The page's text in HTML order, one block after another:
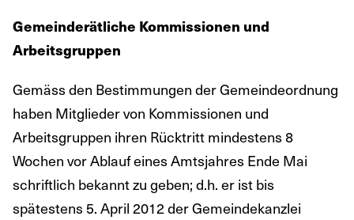
Gemeinderätliche Kommissionen und
Arbeitsgruppen
Gemäss den Bestimmungen der Gemeindeordnung
haben Mitglieder von Kommissionen und
Arbeitsgruppen ihren Rücktritt mindestens 8
Wochen vor Ablauf eines Amtsjahres Ende Mai
schriftlich bekannt zu geben; d.h. er ist bis
spätestens 5. April 2012 der Gemeindekanzlei